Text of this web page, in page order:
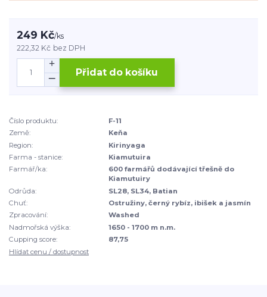
249 Kč/ks
222,32 Kč bez DPH
Přidat do košíku
Číslo produktu:
F-11
Země:
Keňa
Region:
Kirinyaga
Farma - stanice:
Kiamutuira
Farmář/ka:
600 farmářů dodávající třešně do
Kiamutuiry
Odrůda:
SL28, SL34, Batian
Chuť:
Ostružiny, černý rybíz, ibišek a jasmín
Zpracování:
Washed
Nadmořská výška:
1650 - 1700 m n.m.
Cupping score:
87,75
Hlídat cenu / dostupnost